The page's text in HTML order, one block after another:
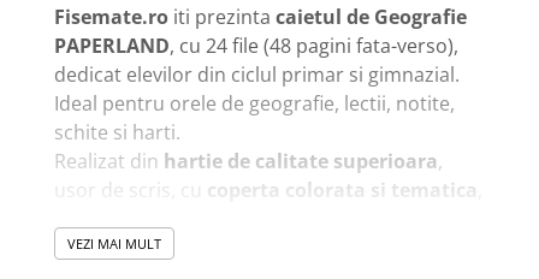
Fisemate.ro iti prezinta caietul de Geografie
PAPERLAND, cu 24 file (48 pagini fata-verso),
dedicat elevilor din ciclul primar si gimnazial.
Ideal pentru orele de geografie, lectii, notite,
schite si harti.
Realizat din hartie de calitate superioara,
usor de scris, cu coperta colorata si tematica
materialele si sa ramana concentrati asupra
VEZI MAI MULT